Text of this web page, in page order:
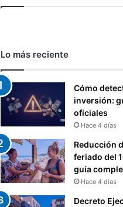
Lo más reciente
Cómo
inversión:
oficiales
Hace 4 días
Reducción
feriado del
guía
Hace 4 días
Decreto